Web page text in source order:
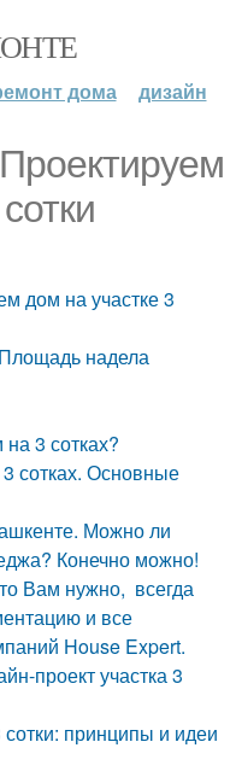
дома дизайн
дом на участке 3
надела
3 сотках?
сотках. Основные
Можно ли
Конечно можно!
Вам нужно, всегда
и все
House Expert.
проект участка 3
сотки: принципы и идеи